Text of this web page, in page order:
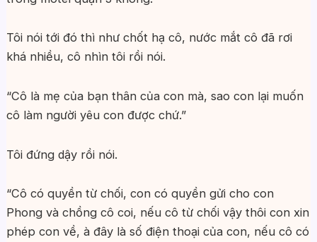
Tôi nói tới đó thì như chốt hạ cô, nước mắt cô đã rơi
khá nhiều, cô nhìn tôi rồi nói.
“Cô là mẹ của bạn thân của con mà, sao con lại muốn
cô làm người yêu con được chứ.”
Tôi đứng dậy rồi nói.
“Cô có quyền từ chối, con có quyền gửi cho con
Phong và chồng cô coi, nếu cô từ chối vậy thôi con xin
phép con về, à đây là số điện thoại của con, nếu cô có